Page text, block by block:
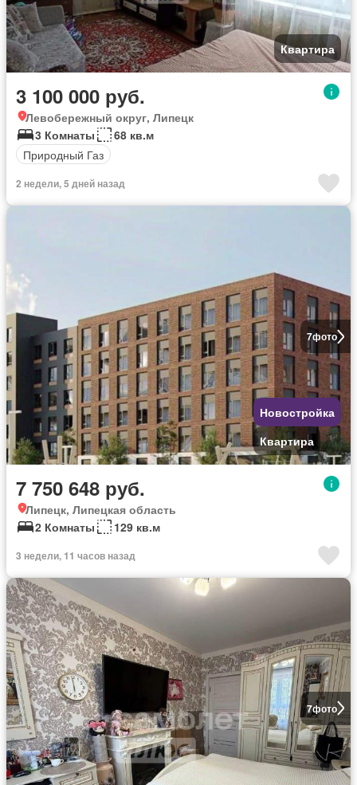
Квартира
3 100 000 руб.
Левобережный округ, Липецк
3 Комнаты
68 кв.м
Природный Газ
2 недели, 5 дней назад
7фото
Новостройка
Квартира
7 750 648 руб.
Липецк, Липецкая область
2 Комнаты
129 кв.м
3 недели, 11 часов назад
7фото